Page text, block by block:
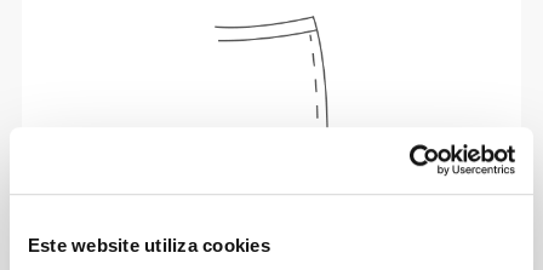
Este website utiliza cookies